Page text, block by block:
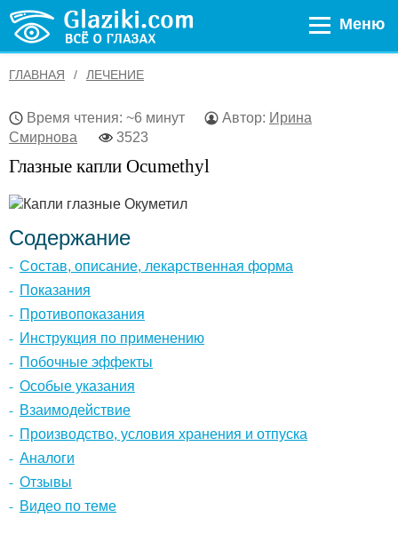
Меню
ГЛАВНАЯ ЛЕЧЕНИЕ
Время чтения: ~6 минут Автор: Ирина
Смирнова
3523
Глазные капли Ocumethyl
Содержание
Состав, описание, лекарственная форма
Показания
Противопоказания
Инструкция по применению
Побочные эффекты
Особые указания
Взаимодействие
Производство, условия хранения и отпуска
Аналоги
Отзывы
Видео по теме